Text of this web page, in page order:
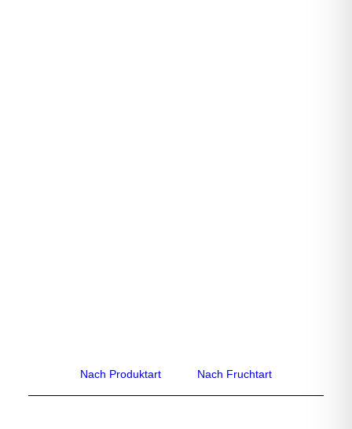
Nach Produktart Nach Fruchtart